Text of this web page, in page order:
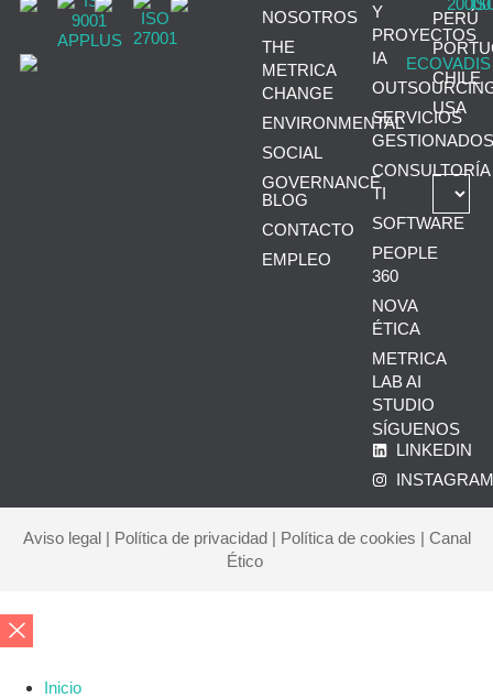
NOSOTROS
THE
METRICA
CHANGE
ENVIRONMENTAL
SOCIAL
GOVERNANCE
BLOG
CONTACTO
EMPLEO
Y
PROYECTOS
IA
SERVICIOS
GESTIONADOS
CONSULTORÍA
TI
SOFTWARE
PEOPLE
360
NOVA
ÉTICA
METRICA
LAB AI
STUDIO
SÍGUENOS
LINKEDIN
PERÚ
CHILE
USA
Aviso legal| Política de privacidad| Política de cookies | Canal
Ético
Inicio